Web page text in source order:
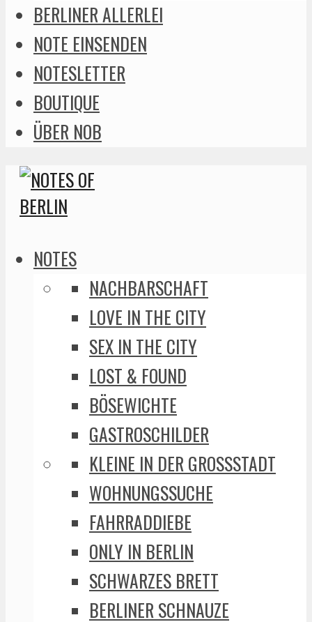
BERLINER ALLERLEI
NOTE EINSENDEN
NOTESLETTER
BOUTIQUE
ÜBER NOB
NOTES
NACHBARSCHAFT
LOVE IN THE CITY
SEX IN THE CITY
LOST & FOUND
BÖSEWICHTE
GASTROSCHILDER
KLEINE IN DER GROSSSTADT
WOHNUNGSSUCHE
FAHRRADDIEBE
ONLY IN BERLIN
SCHWARZES BRETT
BERLINER SCHNAUZE